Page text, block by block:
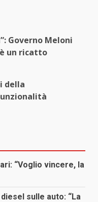
Governo Meloni
un ricatto
della
“Voglio vincere, la
sulle auto: “La